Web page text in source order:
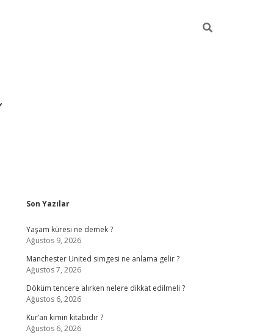
Sidebar
Son Yazılar
Yaşam küresi ne demek ?
Ağustos 9, 2026
Manchester United simgesi ne anlama gelir ?
Ağustos 7, 2026
Döküm tencere alırken nelere dikkat edilmeli ?
Ağustos 6, 2026
Kur’an kimin kitabıdır ?
Ağustos 6, 2026